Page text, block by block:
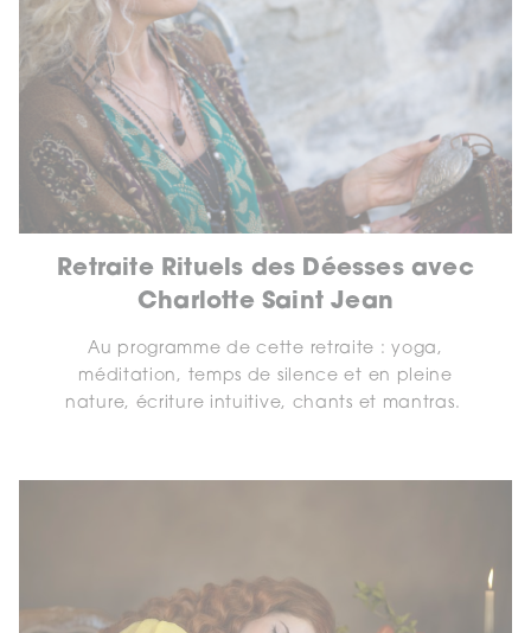
Retraite Rituels des Déesses avec
Charlotte Saint Jean
Au programme de cette retraite : yoga,
méditation, temps de silence et en pleine
nature, écriture intuitive, chants et mantras.